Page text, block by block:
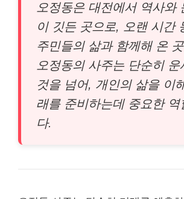
오정동은 대전에서 역사와
이 깃든 곳으로, 오랜 시간
주민들의 삶과 함께해 온
오정동의 사주는 단순히 운
것을 넘어, 개인의 삶을 이
래를 준비하는데 중요한 역
다.